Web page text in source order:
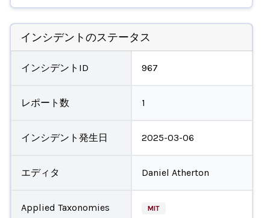
インシデントのステータス
インシデントID 967
レポート数 1
インシデント発生日 2025-03-06
エディタ Daniel Atherton
Applied Taxonomies MIT